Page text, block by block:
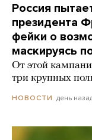
Россия
президента
фейки о
маскируясь
От этой
три крупных
НОВОСТИ день